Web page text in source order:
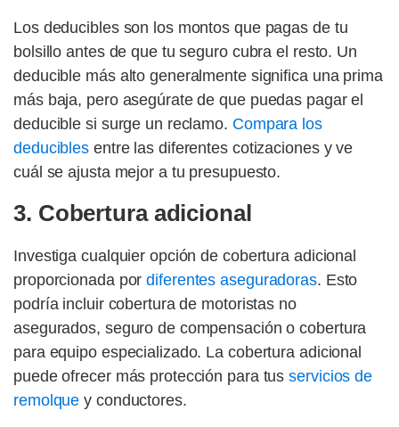
Los deducibles son los montos que pagas de tu
bolsillo antes de que tu seguro cubra el resto. Un
deducible más alto generalmente significa una prima
más baja, pero asegúrate de que puedas pagar el
deducible si surge un reclamo. Compara los
deducibles entre las diferentes cotizaciones y ve
cuál se ajusta mejor a tu presupuesto.
3. Cobertura adicional
Investiga cualquier opción de cobertura adicional
proporcionada pordiferentes aseguradoras. Esto
podría incluir cobertura de motoristas no
asegurados, seguro de compensación o cobertura
para equipo especializado. La cobertura adicional
puede ofrecer más protección para tusservicios de
remolque y conductores.